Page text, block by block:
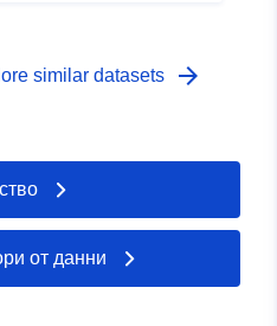
similar datasets arrow_forward
от данни